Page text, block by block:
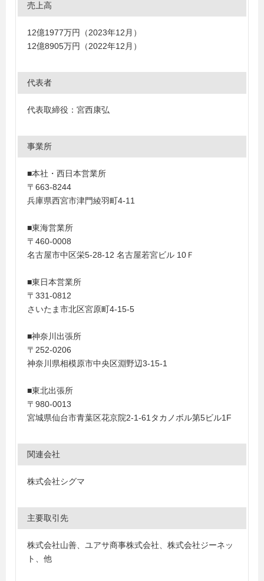
売上高
12億1977万円（2023年12月）
12億8905万円（2022年12月）
代表者
代表取締役：宮西康弘
事業所
■本社・西日本営業所
〒663-8244
兵庫県西宮市津門綾羽町4-11
■東海営業所
〒460-0008
名古屋市中区栄5-28-12 名古屋若宮ビル 10Ｆ
■東日本営業所
〒331-0812
さいたま市北区宮原町4-15-5
■神奈川出張所
〒252-0206
神奈川県相模原市中央区淵野辺3-15-1
■東北出張所
〒980-0013
宮城県仙台市青葉区花京院2-1-61タカノボル第5ビル1F
関連会社
株式会社シグマ
主要取引先
株式会社山善、ユアサ商事株式会社、株式会社ジーネッ
ト、他